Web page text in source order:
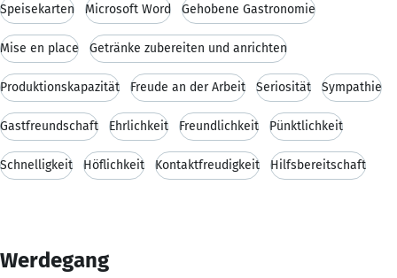
Speisekarten Microsoft Word Gehobene Gastronomie
Mise en place Getränke zubereiten und anrichten
Produktionskapazität Freude an der Arbeit Seriosität Sympathie
Gastfreundschaft Ehrlichkeit Freundlichkeit Pünktlichkeit
Schnelligkeit Höflichkeit Kontaktfreudigkeit Hilfsbereitschaft
Werdegang